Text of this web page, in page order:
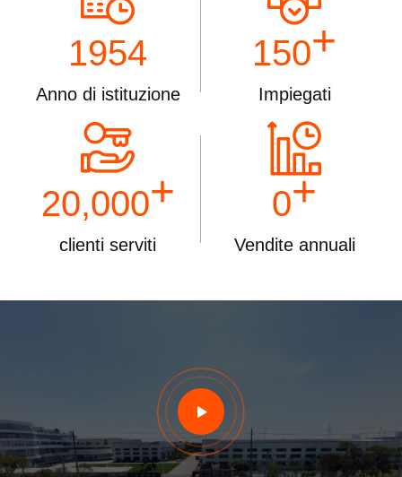
1954
Anno di istituzione
150+
Impiegati
20,000+
clienti serviti
0+
Vendite annuali